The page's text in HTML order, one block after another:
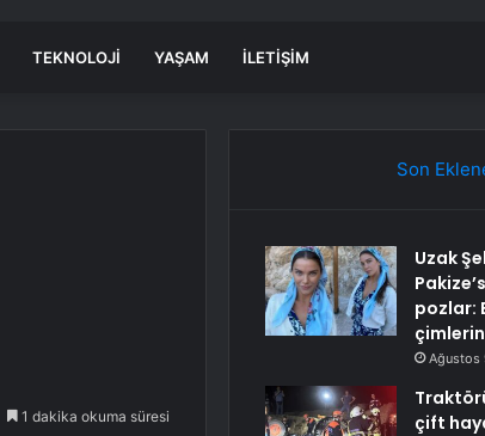
TEKNOLOJI YAŞAM İLETIŞIM
1 dakika okuma süresi
Son
Uzak
pozlar:
Ağustos
çift